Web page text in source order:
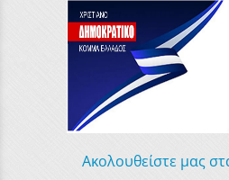
Ακολουθείστε μας